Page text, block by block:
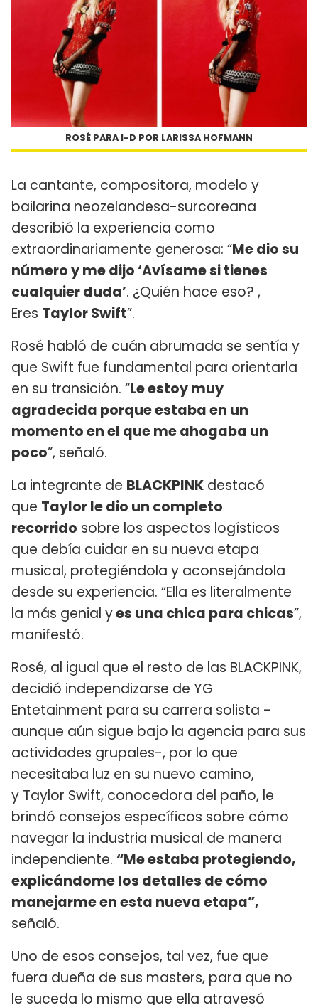
ROSÉ PARA I-D POR LARISSA HOFMANN
La cantante, compositora, modelo y
bailarina neozelandesa-surcoreana
describió la experiencia como
extraordinariamente generosa: “Me dio su
número y me dijo ‘Avísame si tienes
cualquier duda’. ¿Quién hace eso? ,
Eres Taylor Swift”.
Rosé habló de cuán abrumada se sentía y
que Swift fue fundamental para orientarla
en su transición. “Le estoy muy
agradecida porque estaba en un
momento en el que me ahogaba un
poco”, señaló.
La integrante de BLACKPINK destacó
que Taylor le dio un completo
recorrido sobre los aspectos logísticos
que debía cuidar en su nueva etapa
musical, protegiéndola y aconsejándola
desde su experiencia. “Ella es literalmente
la más genial yes una chica para chicas”,
manifestó.
Rosé, al igual que el resto de las BLACKPINK,
decidió independizarse de YG
Entetainment para su carrera solista -
aunque aún sigue bajo la agencia para sus
actividades grupales-, por lo que
necesitaba luz en su nuevo camino,
y Taylor Swift, conocedora del paño, le
brindó consejos específicos sobre cómo
navegar la industria musical de manera
independiente. “Me estaba protegiendo,
explicándome los detalles de cómo
manejarme en esta nueva etapa”,
señaló.
Uno de esos consejos, tal vez, fue que
fuera dueña de sus masters, para que no
le suceda lo mismo que ella atravesó